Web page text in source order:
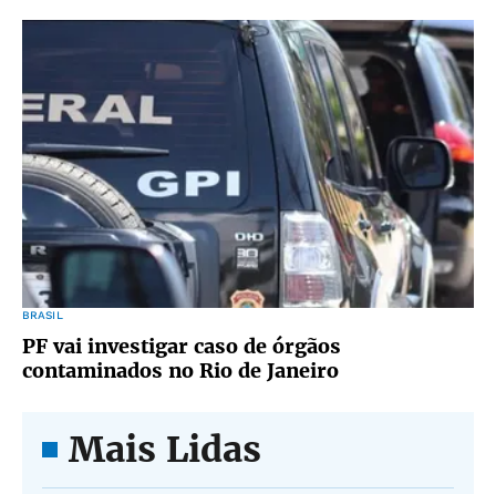
BRASIL
PF vai investigar caso de órgãos
contaminados no Rio de Janeiro
Mais Lidas